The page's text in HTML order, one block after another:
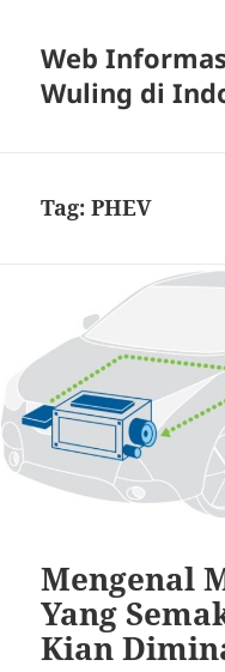
Web
Wuling di
Tag:PHEV
Mengenal
Yang
Kian